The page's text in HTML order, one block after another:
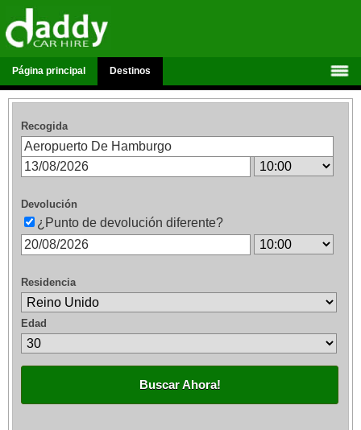
Página principal Destinos
Recogida
Devolución
¿Punto de devolución diferente?
Residencia
Edad
Buscar Ahora!